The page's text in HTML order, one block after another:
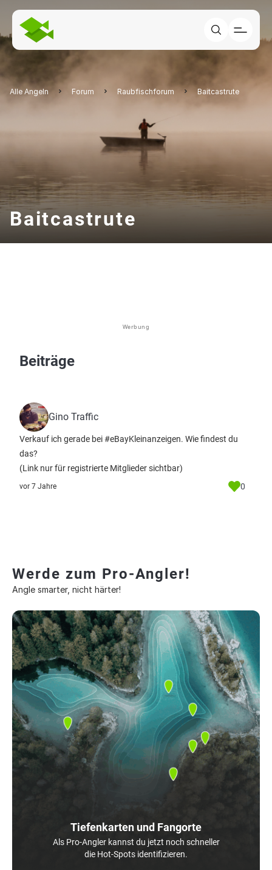
Alle Angeln Forum Raubfischforum Baitcastrute
Baitcastrute
Werbung
Beiträge
Gino Traffic
Verkauf ich gerade bei #eBayKleinanzeigen. Wie findest du
das?
(Link nur für registrierte Mitglieder sichtbar)
vor 7 Jahre 0
Werde zum Pro-Angler!
Angle smarter, nicht härter!
Tiefenkarten und Fangorte
Als Pro-Angler kannst du jetzt noch schneller
die Hot-Spots identifizieren.